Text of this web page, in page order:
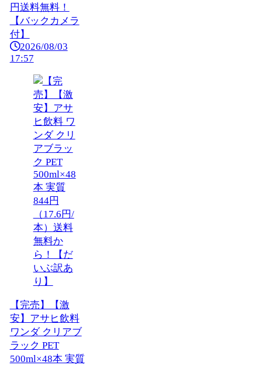
円送料無料！
【バックカメラ
付】
2026/08/03
17:57
【完売】【激
安】アサヒ飲料
ワンダ クリアブ
ラック PET
500ml×48本 実質